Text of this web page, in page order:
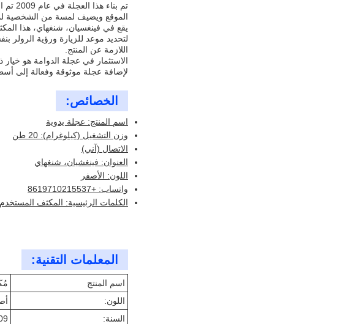
تم
الموقع ويضيف لمسة من الشخصية
لتحديد موعد للزيارة ورؤية الرولر
اللازمة عن المنتج.
الاستثمار في عجلة الدوامة هو
لإضافة عجلة موثوقة وفعالة إلى
الخصائص:
اسم المنتج: عجلة يدوية
وزن التشغيل (كيلوغرام): 20 طن
الاتصال (آني)
العنوان: فينغشيان، شنغهاي
اللون: الأصفر
واتساب: +8619710215537
الكلمات الرئيسية: المكثف
المعلمات التقنية:
اسم المنتج
اللون:
السنة: